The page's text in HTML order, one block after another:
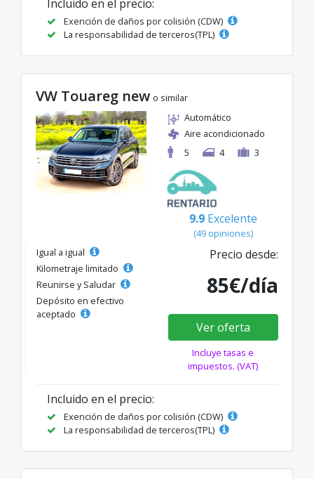
Incluido en el precio:
Exención de daños por colisión (CDW)
La responsabilidad de terceros(TPL)
VW Touareg new o similar
Automático
Aire acondicionado
5
4 3
9.9 Excelente
(49 opiniones)
Igual a igual
Kilometraje limitado
Reunirse y Saludar
Depósito en efectivo
aceptado
Precio desde:
85€/día
Ver oferta
Incluye tasas e
impuestos. (VAT)
Incluido en el precio:
Exención de daños por colisión (CDW)
La responsabilidad de terceros(TPL)